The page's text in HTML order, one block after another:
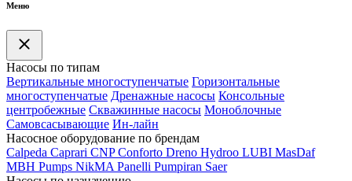
Меню
Насосы по типам
Вертикальные многоступенчатые Горизонтальные
многоступенчатые Дренажные насосы Консольные
центробежные Скважинные насосы Моноблочные
Самовсасывающие Ин-лайн
Насосное оборудование по брендам
Calpeda Caprari CNP Conforto Dreno Hydroo LUBI MasDaf
MBH Pumps NikMA Panelli Pumpiran Saer